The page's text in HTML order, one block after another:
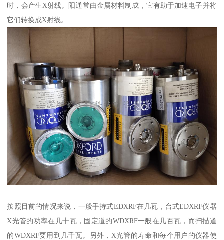
时，会产生X射线。阳通常由金属材料制成，它有助于加速电子并将
它们转换成X射线。
按照目前的情况来说，一般手持式EDXRF在几瓦，台式EDXRF仪器
X光管的功率在几十瓦，固定道的WDXRF一般在几百瓦，而扫描道
的WDXRF要用到几千瓦。另外，X光管的寿命和每个用户的仪器使